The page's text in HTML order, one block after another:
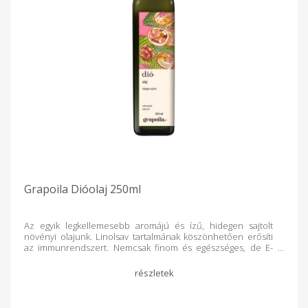
Grapoila Dióolaj 250ml
Az egyik legkellemesebb aromájú és ízű, hidegen sajtolt
növényi olajunk. Linolsav tartalmának köszönhetően erősíti
az immunrendszert. Nemcsak finom és egészséges, de E-
Különösen jót tesz a száraz, kirepedezett bőrnek. Kellemes
íze és számos, pozitív élettani hatása miatt használjuk